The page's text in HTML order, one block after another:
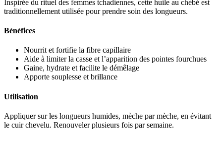
Inspirée du rituel des femmes tchadiennes, cette huile au chébé est
traditionnellement utilisée pour prendre soin des longueurs.
Bénéfices
Nourrit et fortifie la fibre capillaire
Aide à limiter la casse et l’apparition des pointes fourchues
Gaine, hydrate et facilite le démêlage
Apporte souplesse et brillance
Utilisation
Appliquer sur les longueurs humides, mèche par mèche, en évitant
le cuir chevelu. Renouveler plusieurs fois par semaine.